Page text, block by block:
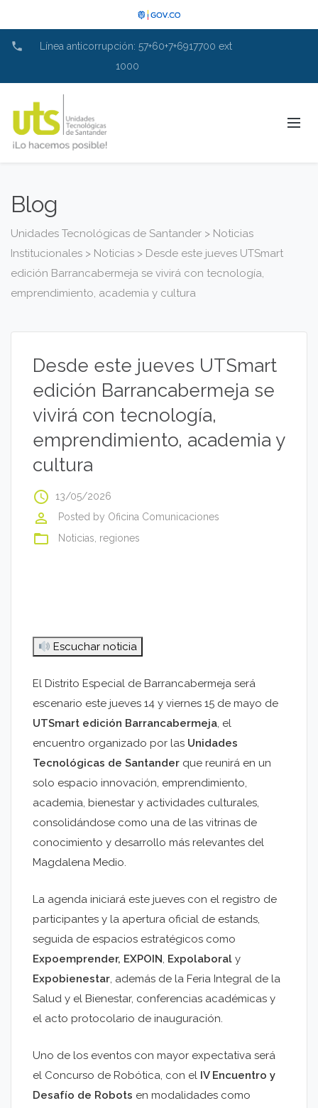
phone
Línea anticorrupción: 57+60+7+6917700 ext
1000
Blog
Unidades Tecnológicas de Santander > Noticias
Institucionales > Noticias > Desde este jueves UTSmart
edición Barrancabermeja se vivirá con tecnología,
emprendimiento, academia y cultura
Desde este jueves UTSmart
edición Barrancabermeja se
vivirá con tecnología,
emprendimiento, academia y
cultura
access_time 13/05/2026
perm_identity Posted by Oficina Comunicaciones
folder_open Noticias regiones
Escuchar noticia
El Distrito Especial de Barrancabermeja será
escenario este jueves 14 y viernes 15 de mayo de
UTSmart edición Barrancabermeja, el
encuentro organizado por las Unidades
Tecnológicas de Santander que reunirá en un
solo espacio innovación, emprendimiento,
academia, bienestar y actividades culturales,
consolidándose como una de las vitrinas de
conocimiento y desarrollo más relevantes del
Magdalena Medio.
La agenda iniciará este jueves con el registro de
participantes y la apertura oficial de estands,
seguida de espacios estratégicos como
Expoemprender, EXPOIN, Expolaboral y
Expobienestar, además de la Feria Integral de la
Salud y el Bienestar, conferencias académicas y
el acto protocolario de inauguración.
Uno de los eventos con mayor expectativa será
el Concurso de Robótica, con el IV Encuentro y
Desafío de Robots en modalidades como